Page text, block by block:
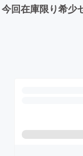
在庫限り希少